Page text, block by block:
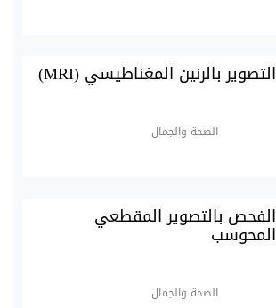
التصوير بالرنين المغناطيسي (MRI)
الصحة والجمال
الفحص بالتصوير المقطعي
المحوسب
الصحة والجمال